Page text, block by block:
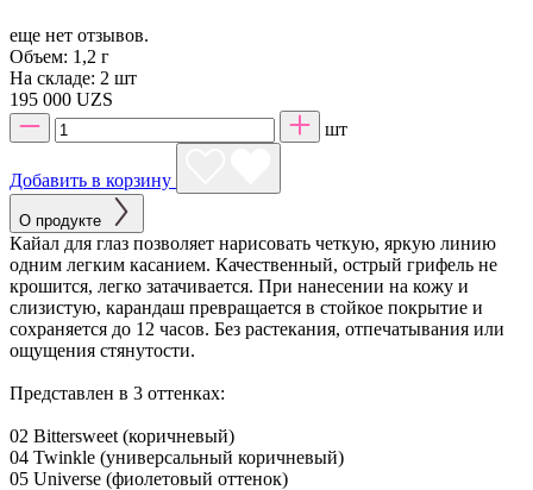
еще нет отзывов.
Объем: 1,2 г
На складе: 2 шт
195 000 UZS
шт
Добавить в корзину
О продукте
Кайал для глаз позволяет нарисовать четкую, яркую линию
одним легким касанием. Качественный, острый грифель не
крошится, легко затачивается. При нанесении на кожу и
слизистую, карандаш превращается в стойкое покрытие и
сохраняется до 12 часов. Без растекания, отпечатывания или
ощущения стянутости.
Представлен в 3 оттенках:
02 Bittersweet (коричневый)
04 Twinkle (универсальный коричневый)
05 Universe (фиолетовый оттенок)